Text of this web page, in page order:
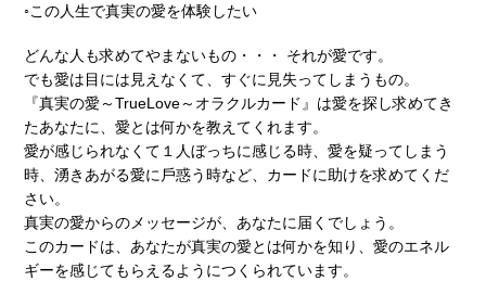
◦この⼈⽣で真実の愛を体験したい
どんな⼈も求めてやまないもの・・・ それが愛です。
でも愛は目には⾒えなくて、すぐに⾒失ってしまうもの。
『真実の愛～TrueLove～オラクルカード』は愛を探し求めてき
たあなたに、愛とは何かを教えてくれます。
愛が感じられなくて１⼈ぼっちに感じる時、愛を疑ってしまう
時、湧きあがる愛に⼾惑う時など、カードに助けを求めてくだ
さい。
真実の愛からのメッセージが、あなたに届くでしょう。
このカードは、あなたが真実の愛とは何かを知り、愛のエネル
ギーを感じてもらえるようにつくられています。